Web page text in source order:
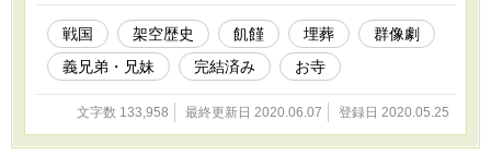
王が亡くなってから、町や村では「悪夢」とい
う得体の知れないものが噂されるようになっ
た。 大臣の一人、剛昌は急死する前の国王の
異変に気が付き調査を進めていくが……。
語……。 登場人物たちの過去からこの先に待
して、この物語の本質は登場人物たち全員が主
戦国 架空歴史 飢饉 埋葬
群像劇
義兄弟・兄妹
完結済み お寺
文字数 133,958 最終更新日 2020.06.07 登録日 2020.05.25